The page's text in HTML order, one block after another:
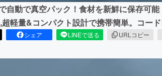
自動で真空パック！食材を新鮮に保存可
軽量&コンパクト設計で携帯簡単。コード
シェア LINEで送る URLコピー